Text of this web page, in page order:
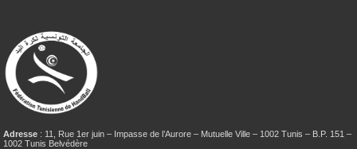
Adresse : 11, Rue 1er juin – Impasse de l’Aurore – Mutuelle Ville – 1002 Tunis – B.P. 151 –
1002 Tunis Belvédère